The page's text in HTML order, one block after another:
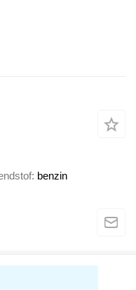
benzin